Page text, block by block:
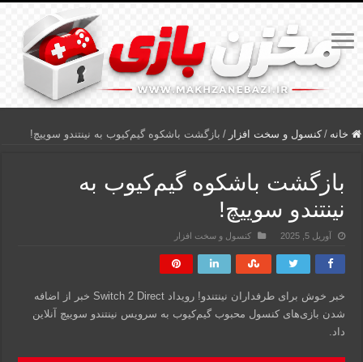
خانه / کنسول و سخت افزار / بازگشت باشکوه گیم‌کیوب به نینتندو سوییچ!
بازگشت باشکوه گیم‌کیوب به
نینتندو سوییچ!
آوریل 5, 2025 کنسول و سخت افزار
خبر خوش برای طرفداران نینتندو! رویداد Switch 2 Direct خبر از اضافه
شدن بازی‌های کنسول محبوب گیم‌کیوب به سرویس نینتندو سوییچ آنلاین
داد.